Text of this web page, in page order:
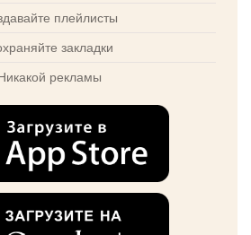
плейлисты
закладки
рекламы